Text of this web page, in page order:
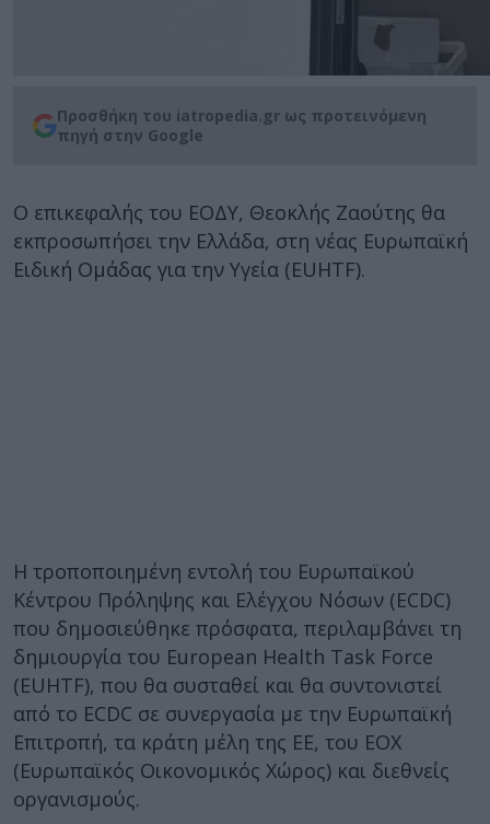
Προσθήκη του iatropedia.gr ως προτεινόμενη
πηγή στην Google
Ο επικεφαλής του ΕΟΔΥ, Θεοκλής Ζαούτης θα
εκπροσωπήσει την Ελλάδα, στη νέας Ευρωπαϊκή
Ειδική Ομάδας για την Υγεία (EUHTF).
Η τροποποιημένη εντολή του Ευρωπαϊκού
Κέντρου Πρόληψης και Ελέγχου Νόσων (ECDC)
που δημοσιεύθηκε πρόσφατα, περιλαμβάνει τη
δημιουργία του European Health Task Force
(EUHTF), που θα συσταθεί και θα συντονιστεί
από το ECDC σε συνεργασία με την Ευρωπαϊκή
Επιτροπή, τα κράτη μέλη της ΕΕ, του ΕΟΧ
(Ευρωπαϊκός Οικονομικός Χώρος) και διεθνείς
οργανισμούς.